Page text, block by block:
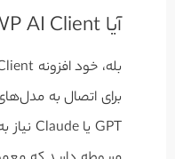
آیا WP AI Client رایگان است؟
برای اتصال به